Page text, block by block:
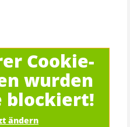
Cookie-
wurden
blockiert!
ändern